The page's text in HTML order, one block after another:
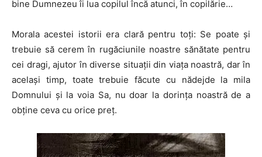
bine Dumnezeu îi lua copilul încă atunci, în copilărie…
Morala acestei istorii era clară pentru toți: Se poate și
trebuie să cerem în rugăciunile noastre sănătate pentru
cei dragi, ajutor în diverse situații din viața noastră, dar în
același timp, toate trebuie făcute cu nădejde la mila
Domnului și la voia Sa, nu doar la dorința noastră de a
obține ceva cu orice preț.